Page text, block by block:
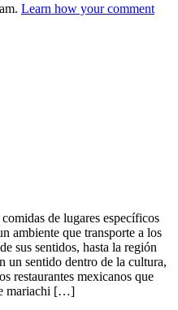
Learn how your comment
de lugares específicos
ambiente que transporte a los
sus sentidos, hasta la región
un sentido dentro de la cultura,
restaurantes mexicanos que
mariachi […]